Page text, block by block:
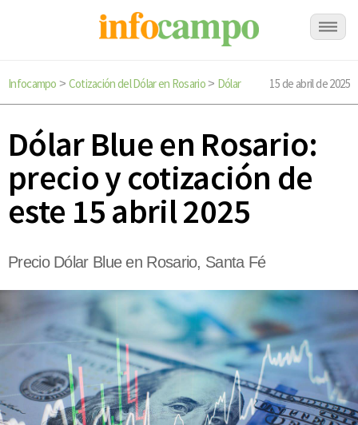
Infocampo > Cotización del Dólar en Rosario> Dólar 15 de abril de 2025
Dólar Blue en Rosario:
precio y cotización de
este 15 abril 2025
Precio Dólar Blue en Rosario, Santa Fé